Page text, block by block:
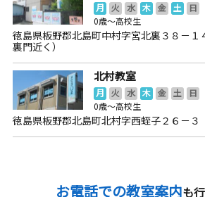
月 火 水 木 金 土
日
0歳～高校生
徳島県板野郡北島町中村字宮北裏３８－
裏門近く）
北村教室
月 火 水 木 金 土
日
0歳～高校生
徳島県板野郡北島町北村字西蛭子２６－３
お電話での教室案内も